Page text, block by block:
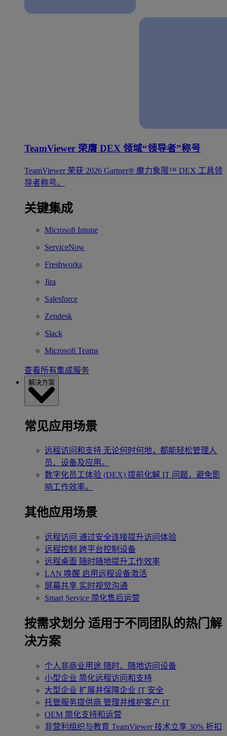
TeamViewer 荣膺 DEX 领域“领导者”称号
TeamViewer 荣获 2026 Gartner® 魔力象限™ DEX 工具领
导者称号。
关键集成
Microsoft Intune
ServiceNow
Freshworks
Jira
Salesforce
Zendesk
Slack
Microsoft Teams
查看所有集成服务
解决方案
常见应用场景
远程访问和支持 无论何时何地，都能轻松管理人
员、设备及应用。
数字化员工体验 (DEX) 提前化解 IT 问题，避免影
响工作效率。
其他应用场景
远程访问 通过安全连接提升访问体验
远程控制 跨平台控制设备
远程桌面 随时随地提升工作效率
LAN 唤醒 启用远程设备激活
屏幕共享 实时视觉沟通
Smart Service 简化售后运营
按需求划分 适用于不同团队的热门解
决方案
个人非商业用途 随时、随地访问设备
小型企业 简化远程访问和支持
大型企业 扩展并保障企业 IT 安全
托管服务提供商 管理并维护客户 IT
OEM 简化支持和运营
非营利组织与教育 TeamViewer 技术立享 30% 折扣